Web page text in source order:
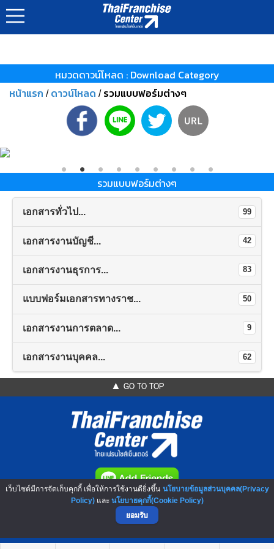
หมวดดาวน์โหลด : Download Category
หน้าแรก / ดาวน์โหลด / รวมแบบฟอร์มต่างๆ
รวมแบบฟอร์มต่างๆ
เอกสารทั่วไป... 99
เอกสารงานบัญชี... 42
เอกสารงานธุรการ... 83
แบบฟอร์มเอกสารทางราช... 50
เอกสารงานการตลาด... 9
เอกสารงานบุคคล... 62
▲ GO TO TOP
NO.1 Franchise Solution
เว็บไซต์มีการจัดเก็บคุกกี้ เพื่อให้การใช้งานดียิ่งขึ้น นโยบายข้อมูลส่วนบุคคล(Privacy
Policy)และ นโยบายคุกกี้(Cookie Policy)
ยอมรับ